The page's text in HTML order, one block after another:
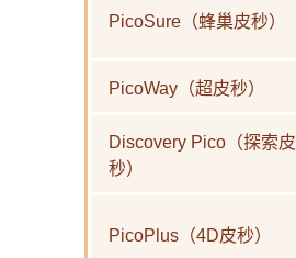
PicoSure（蜂巢皮秒）
PicoWay（超皮秒）
Discovery Pico（探索皮
秒）
PicoPlus（4D皮秒）